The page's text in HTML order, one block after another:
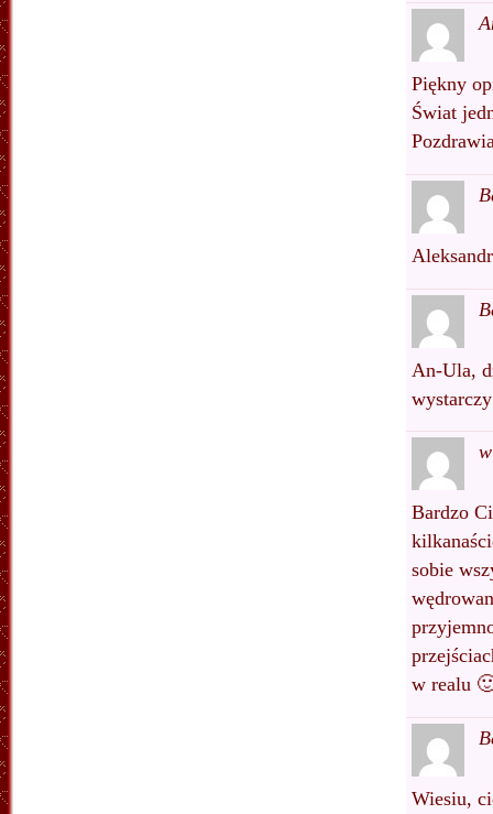
Piękny
Świat
An-Ula,
Bardzo
sobie
w realu
Wiesiu,